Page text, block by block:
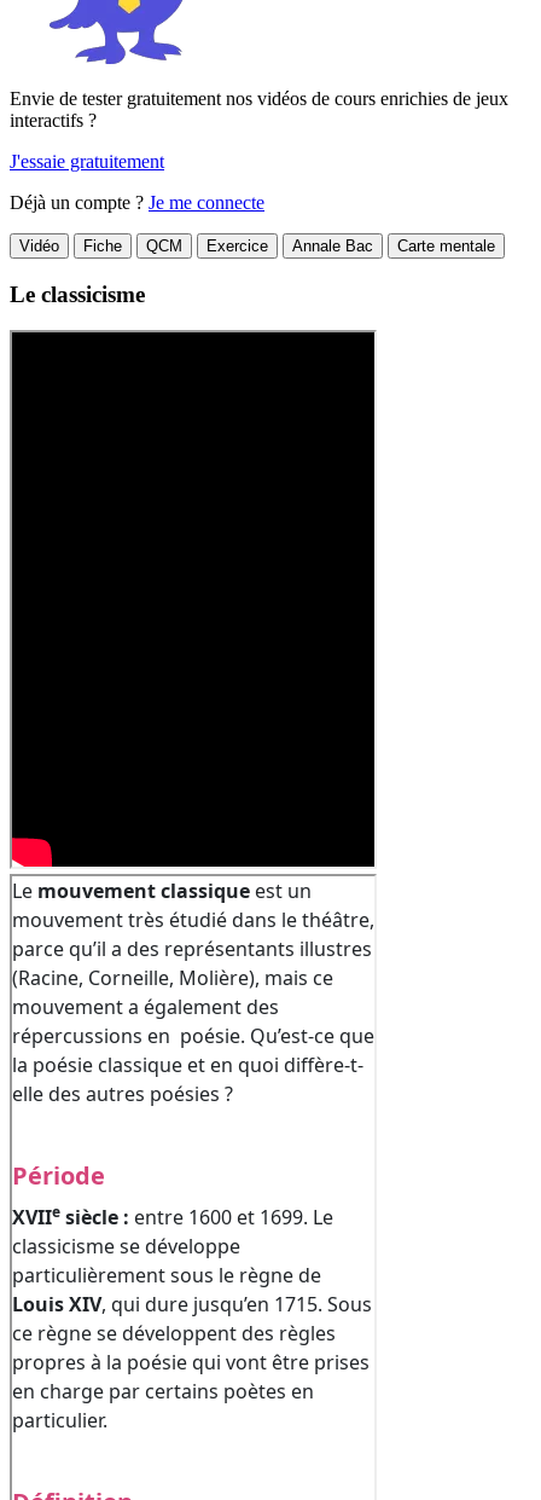
Envie de tester gratuitement nos vidéos de cours enrichies de jeux
interactifs ?
J'essaie gratuitement
Déjà un compte ? Je me connecte
Vidéo Fiche QCM Exercice Annale Bac Carte mentale
Le classicisme